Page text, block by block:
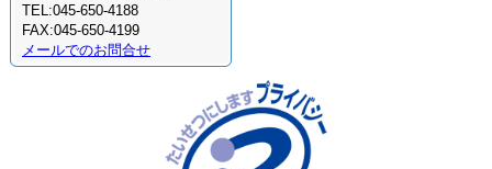
TEL:045-650-4188
FAX:045-650-4199
メールでのお問合せ